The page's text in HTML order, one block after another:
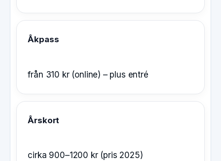
Åkpass
från 310 kr (online) – plus entré
Årskort
cirka 900–1200 kr (pris 2025)